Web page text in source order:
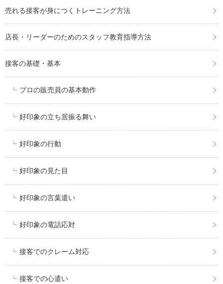
売れる接客が身につくトレーニング方法
店長・リーダーのためのスタッフ教育指導方法
接客の基礎・基本
プロの販売員の基本動作
好印象の立ち居振る舞い
好印象の行動
好印象の見た目
好印象の言葉遣い
好印象の電話応対
接客でのクレーム対応
接客での心遣い